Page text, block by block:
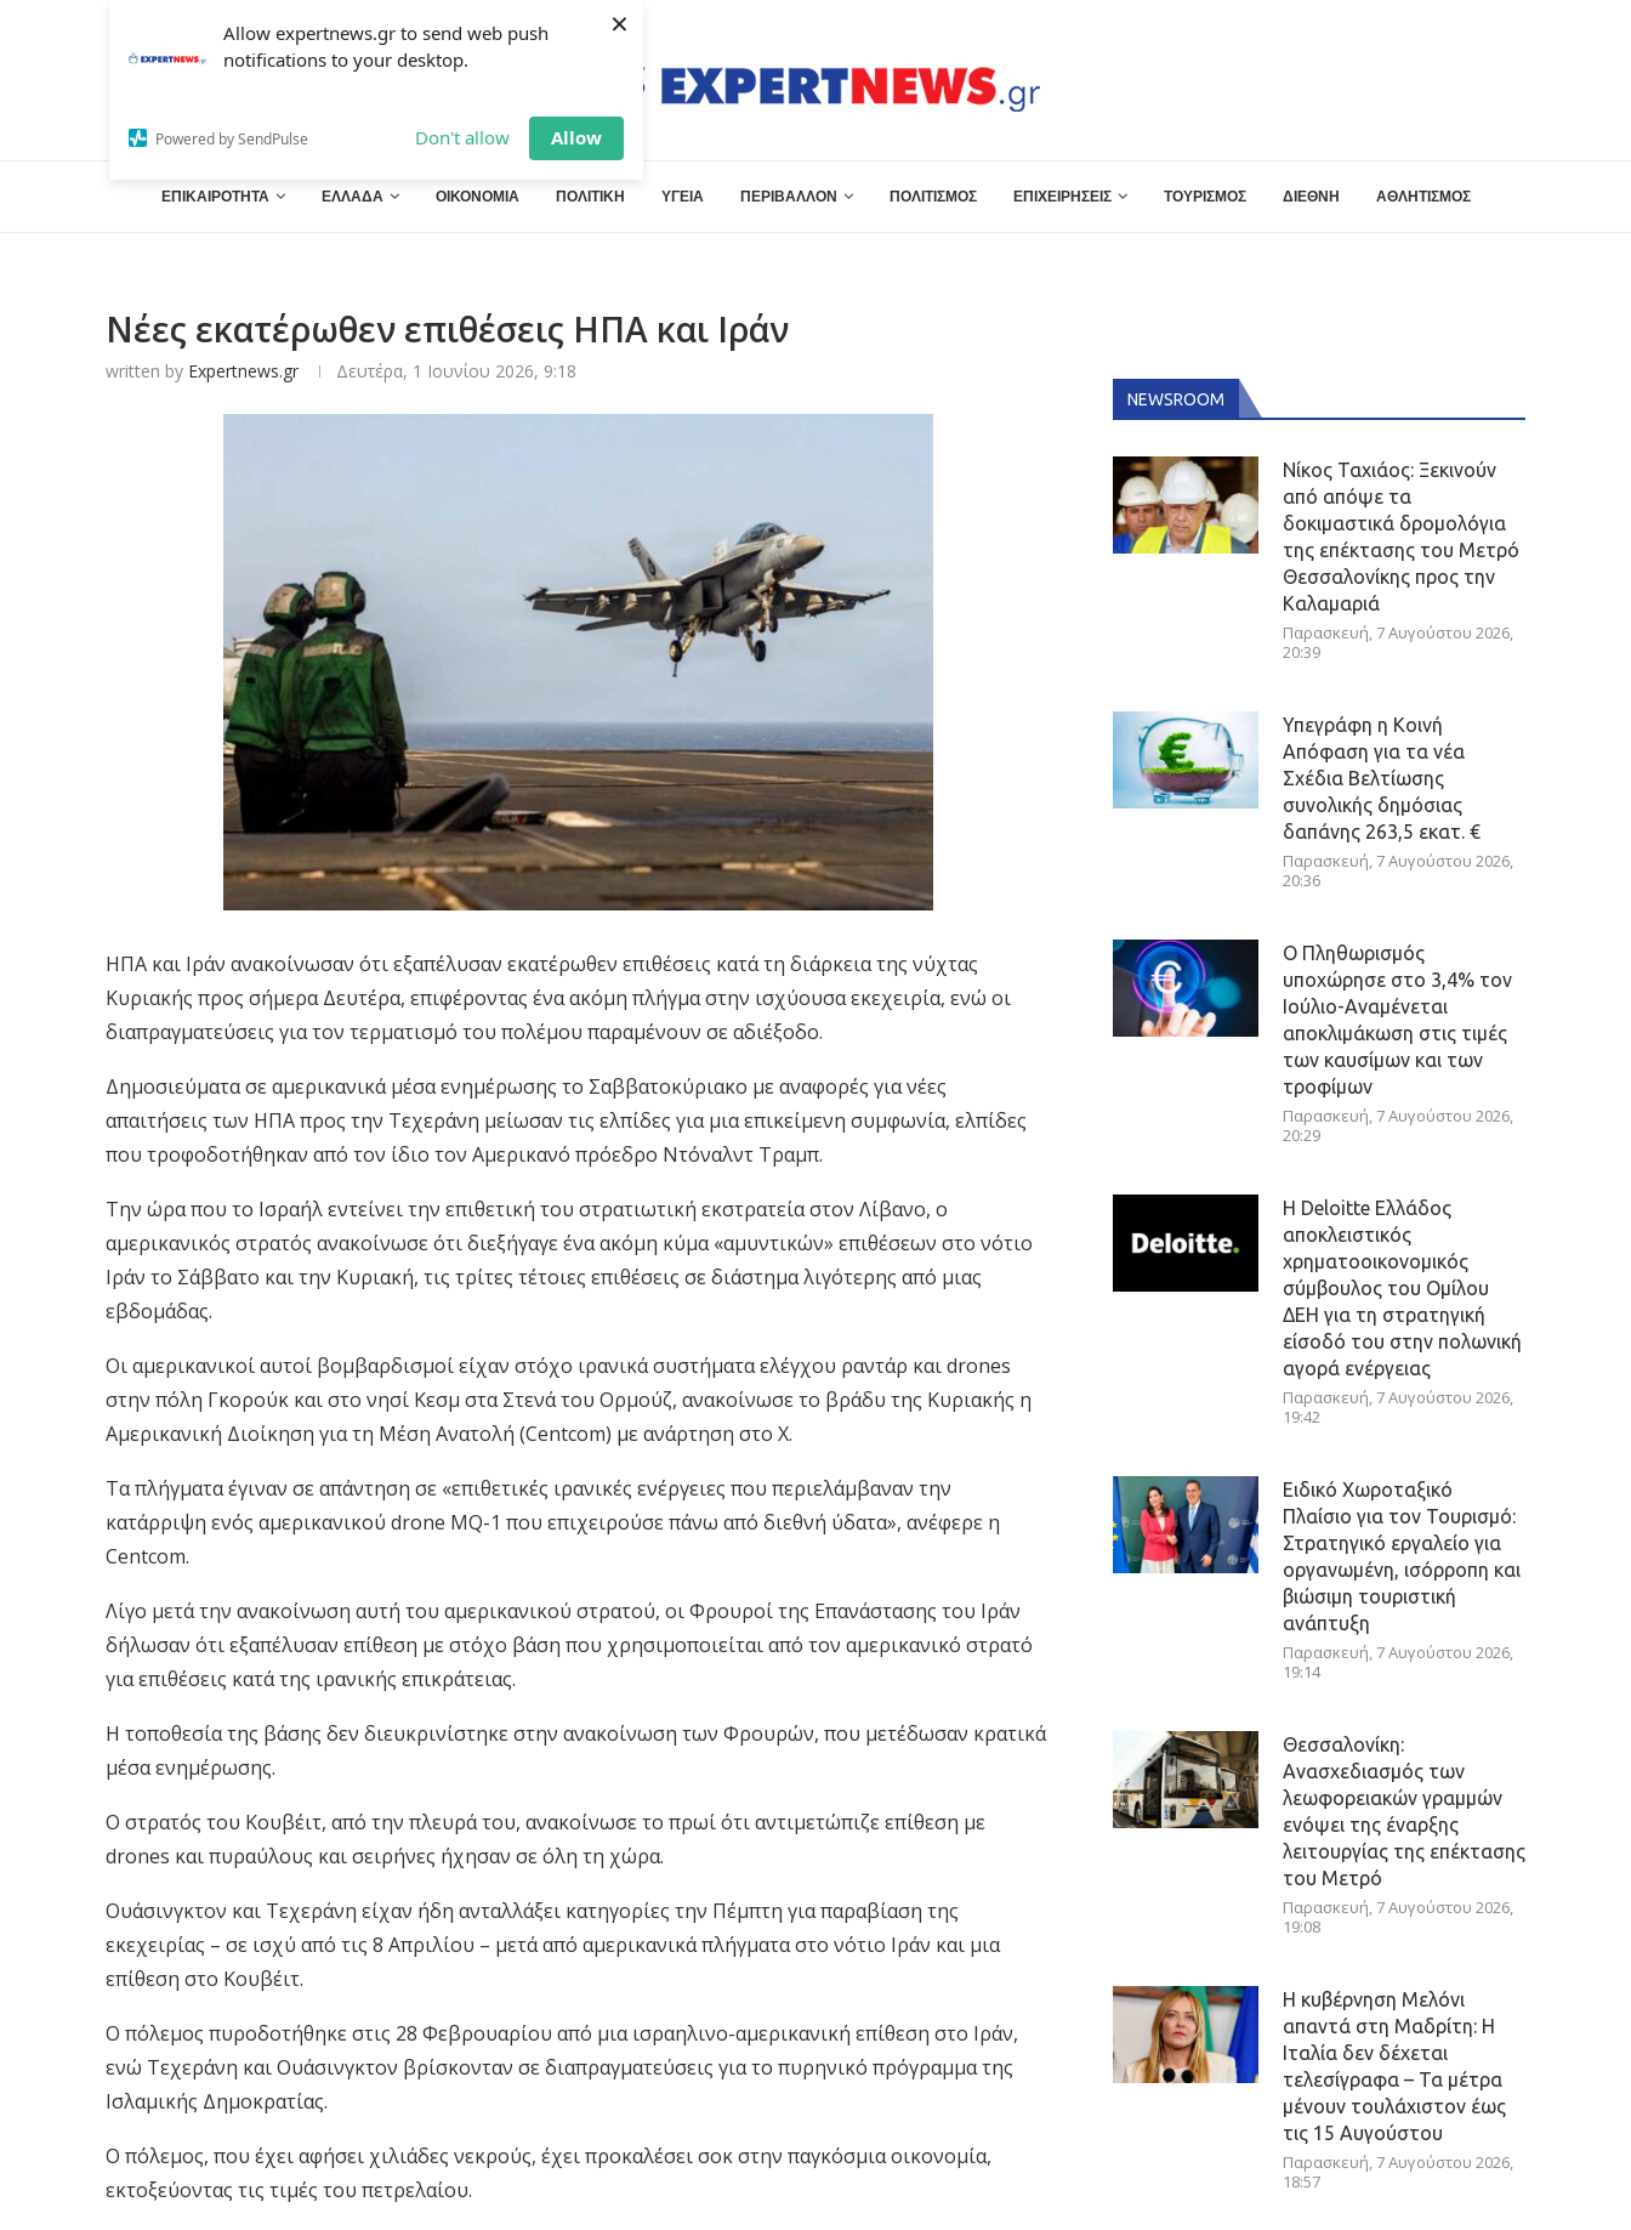
Allow expertnews.gr to send web push
notifications to your desktop.
Powered by SendPulse Don't allow Allow
×
ΕΠΙΚΑΙΡΟΤΗΤΑ ΕΛΛΑΔΑ ΟΙΚΟΝΟΜΙΑ ΠΟΛΙΤΙΚΗ ΥΓΕΙΑ ΠΕΡΙΒΑΛΛΟΝ ΠΟΛΙΤΙΣΜΟΣ ΕΠΙΧΕΙΡΗΣΕΙΣ ΤΟΥΡΙΣΜΟΣ ΔΙΕΘΝΗ ΑΘΛΗΤΙΣΜΟΣ
Νέες εκατέρωθεν επιθέσεις ΗΠΑ και Ιράν
written by Expertnews.gr Δευτέρα, 1 Ιουνίου 2026, 9:18
ΗΠΑ και Ιράν ανακοίνωσαν ότι εξαπέλυσαν εκατέρωθεν επιθέσεις κατά τη διάρκεια της νύχτας
Κυριακής προς σήμερα Δευτέρα, επιφέροντας ένα ακόμη πλήγμα στην ισχύουσα εκεχειρία, ενώ οι
διαπραγματεύσεις για τον τερματισμό του πολέμου παραμένουν σε αδιέξοδο.
Δημοσιεύματα σε αμερικανικά μέσα ενημέρωσης το Σαββατοκύριακο με αναφορές για νέες
απαιτήσεις των ΗΠΑ προς την Τεχεράνη μείωσαν τις ελπίδες για μια επικείμενη συμφωνία, ελπίδες
που τροφοδοτήθηκαν από τον ίδιο τον Αμερικανό πρόεδρο Ντόναλντ Τραμπ.
Την ώρα που το Ισραήλ εντείνει την επιθετική του στρατιωτική εκστρατεία στον Λίβανο, ο
αμερικανικός στρατός ανακοίνωσε ότι διεξήγαγε ένα ακόμη κύμα «αμυντικών» επιθέσεων στο νότιο
Ιράν το Σάββατο και την Κυριακή, τις τρίτες τέτοιες επιθέσεις σε διάστημα λιγότερης από μιας
εβδομάδας.
Οι αμερικανικοί αυτοί βομβαρδισμοί είχαν στόχο ιρανικά συστήματα ελέγχου ραντάρ και drones
στην πόλη Γκορούκ και στο νησί Κεσμ στα Στενά του Ορμούζ, ανακοίνωσε το βράδυ της Κυριακής η
Αμερικανική Διοίκηση για τη Μέση Ανατολή (Centcom) με ανάρτηση στο X.
Τα πλήγματα έγιναν σε απάντηση σε «επιθετικές ιρανικές ενέργειες που περιελάμβαναν την
κατάρριψη ενός αμερικανικού drone MQ-1 που επιχειρούσε πάνω από διεθνή ύδατα», ανέφερε η
Centcom.
Λίγο μετά την ανακοίνωση αυτή του αμερικανικού στρατού, οι Φρουροί της Επανάστασης του Ιράν
δήλωσαν ότι εξαπέλυσαν επίθεση με στόχο βάση που χρησιμοποιείται από τον αμερικανικό στρατό
για επιθέσεις κατά της ιρανικής επικράτειας.
Η τοποθεσία της βάσης δεν διευκρινίστηκε στην ανακοίνωση των Φρουρών, που μετέδωσαν κρατικά
μέσα ενημέρωσης.
Ο στρατός του Κουβέιτ, από την πλευρά του, ανακοίνωσε το πρωί ότι αντιμετώπιζε επίθεση με
drones και πυραύλους και σειρήνες ήχησαν σε όλη τη χώρα.
Ουάσινγκτον και Τεχεράνη είχαν ήδη ανταλλάξει κατηγορίες την Πέμπτη για παραβίαση της
εκεχειρίας – σε ισχύ από τις 8 Απριλίου – μετά από αμερικανικά πλήγματα στο νότιο Ιράν και μια
επίθεση στο Κουβέιτ.
Ο πόλεμος πυροδοτήθηκε στις 28 Φεβρουαρίου από μια ισραηλινο-αμερικανική επίθεση στο Ιράν,
ενώ Τεχεράνη και Ουάσινγκτον βρίσκονταν σε διαπραγματεύσεις για το πυρηνικό πρόγραμμα της
Ισλαμικής Δημοκρατίας.
Ο πόλεμος, που έχει αφήσει χιλιάδες νεκρούς, έχει προκαλέσει σοκ στην παγκόσμια οικονομία,
εκτοξεύοντας τις τιμές του πετρελαίου.
NEWSROOM
Νίκος Ταχιάος: Ξεκινούν
από απόψε τα
δοκιμαστικά δρομολόγια
της επέκτασης του Μετρό
Θεσσαλονίκης προς την
Καλαμαριά
Παρασκευή, 7 Αυγούστου 2026,
20:39
Υπεγράφη η Κοινή
Απόφαση για τα νέα
Σχέδια Βελτίωσης
συνολικής δημόσιας
δαπάνης 263,5 εκατ. €
Παρασκευή, 7 Αυγούστου 2026,
20:36
Ο Πληθωρισμός
υποχώρησε στο 3,4% τον
Ιούλιο-Αναμένεται
αποκλιμάκωση στις τιμές
των καυσίμων και των
τροφίμων
Παρασκευή, 7 Αυγούστου 2026,
20:29
Η Deloitte Ελλάδος
αποκλειστικός
χρηματοοικονομικός
σύμβουλος του Ομίλου
ΔΕΗ για τη στρατηγική
είσοδό του στην πολωνική
αγορά ενέργειας
Παρασκευή, 7 Αυγούστου 2026,
19:42
Ειδικό Χωροταξικό
Πλαίσιο για τον Τουρισμό:
Στρατηγικό εργαλείο για
οργανωμένη, ισόρροπη και
βιώσιμη τουριστική
ανάπτυξη
Παρασκευή, 7 Αυγούστου 2026,
19:14
Θεσσαλονίκη:
Ανασχεδιασμός των
λεωφορειακών γραμμών
ενόψει της έναρξης
λειτουργίας της επέκτασης
του Μετρό
Παρασκευή, 7 Αυγούστου 2026,
19:08
Η κυβέρνηση Μελόνι
απαντά στη Μαδρίτη: Η
Ιταλία δεν δέχεται
τελεσίγραφα – Τα μέτρα
μένουν τουλάχιστον έως
τις 15 Αυγούστου
Παρασκευή, 7 Αυγούστου 2026,
18:57